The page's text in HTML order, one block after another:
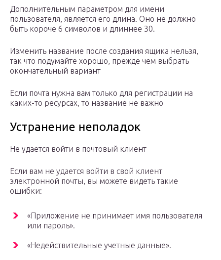
Дополнительным параметром для имени
пользователя, является его длина. Оно не должно
быть короче 6 символов и длиннее 30.
Изменить название после создания ящика нельзя,
так что подумайте хорошо, прежде чем выбрать
окончательный вариант
Если почта нужна вам только для регистрации на
каких-то ресурсах, то название не важно
Устранение неполадок
Не удается войти в почтовый клиент
Если вам не удается войти в свой клиент
электронной почты, вы можете видеть такие
ошибки:
«Приложение не принимает имя пользователя
или пароль».
«Недействительные учетные данные».